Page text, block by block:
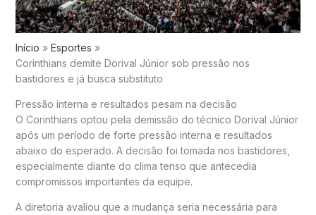
Início
Esportes
Corinthians demite Dorival Júnior sob pressão nos
bastidores e já busca substituto
Pressão interna e resultados pesam na decisão
O Corinthians optou pela demissão do técnico Dorival Júnior
após um período de forte pressão interna e resultados
abaixo do esperado. A decisão foi tomada nos bastidores,
especialmente diante do clima tenso que antecedia
compromissos importantes da equipe.
A diretoria avaliou que a mudança seria necessária para